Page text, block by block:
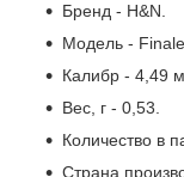
Бренд - H&N.
Модель -
Калибр - 4,49
Вес, г - 0,53.
Количество в
Страна